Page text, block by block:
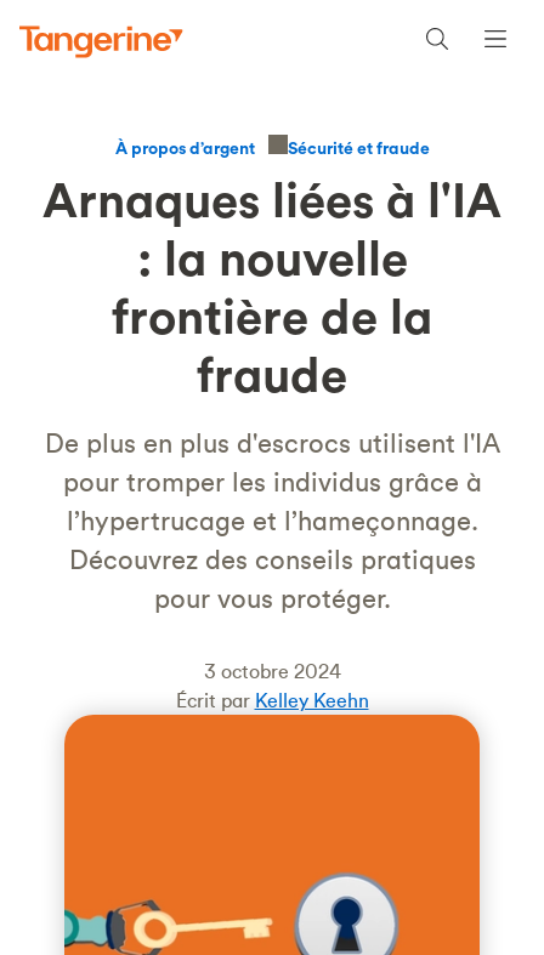
À propos d’argent Sécurité et fraude
Arnaques liées à l'IA
: la nouvelle
frontière de la
fraude
De plus en plus d'escrocs utilisent l'IA
pour tromper les individus grâce à
l’hypertrucage et l’hameçonnage.
Découvrez des conseils pratiques
pour vous protéger.
3 octobre 2024
Écrit par Kelley Keehn